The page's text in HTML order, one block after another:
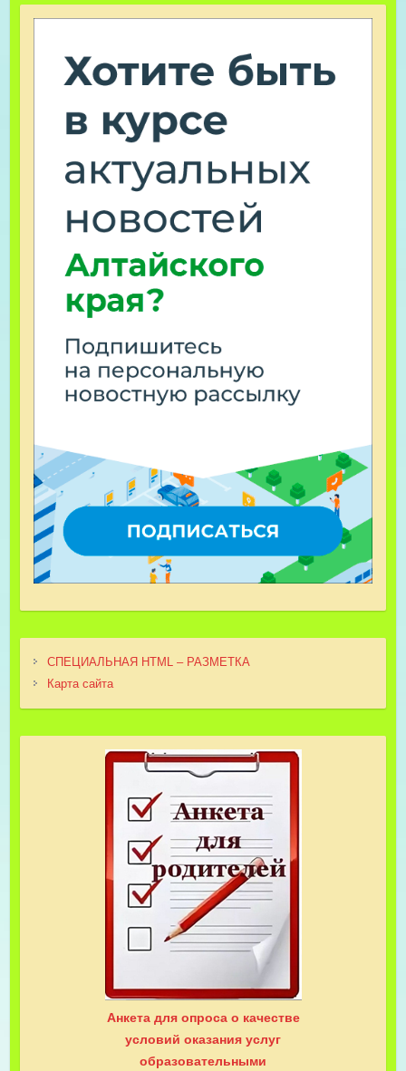
СПЕЦИАЛЬНАЯ HTML – РАЗМЕТКА
Карта сайта
Анкета для опроса о качестве
условий оказания услуг
образовательными